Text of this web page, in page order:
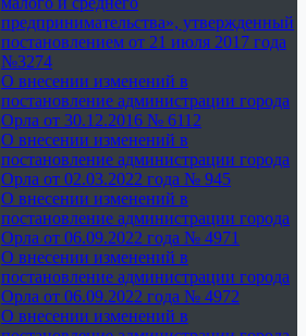
предпринимательства», утвержденный
постановлением от 21 июля 2017 года
№3274
О внесении изменений в
постановление администрации города
Орла от 30.12.2016 № 6112
О внесении изменений в
постановление администрации города
Орла от 02.03.2022 года № 945
О внесении изменений в
постановление администрации города
Орла от 06.09.2022 года № 4971
О внесении изменений в
постановление администрации города
Орла от 06.09.2022 года № 4972
О внесении изменений в